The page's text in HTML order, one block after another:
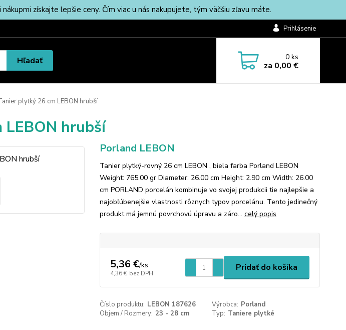
získajte lepšie ceny. Čím viac u nás nakupujete, tým väčšiu zľavu máte.
Prihlásenie
Hľadať 0ks
za 0,00 €
plytký 26 cm LEBON hrubší
hrubší
Porland LEBON
Tanier plytký-rovný 26 cm LEBON , biela farba Porland LEBON
Weight: 765.00 gr Diameter: 26.00 cm Height: 2.90 cm Width: 26.00
cm PORLAND porcelán kombinuje vo svojej produkcii tie najlepšie a
najobľúbenejšie vlastnosti rôznych typov porcelánu. Tento jedinečný
produkt má jemnú povrchovú úpravu a záro... celý popis
5,36 €/ks
4,36 € bez DPH
Pridať do košíka
Číslo produktu: LEBON 187626 Výrobca: Porland
Objem / Rozmery: 23 - 28 cm Typ: Taniere plytké